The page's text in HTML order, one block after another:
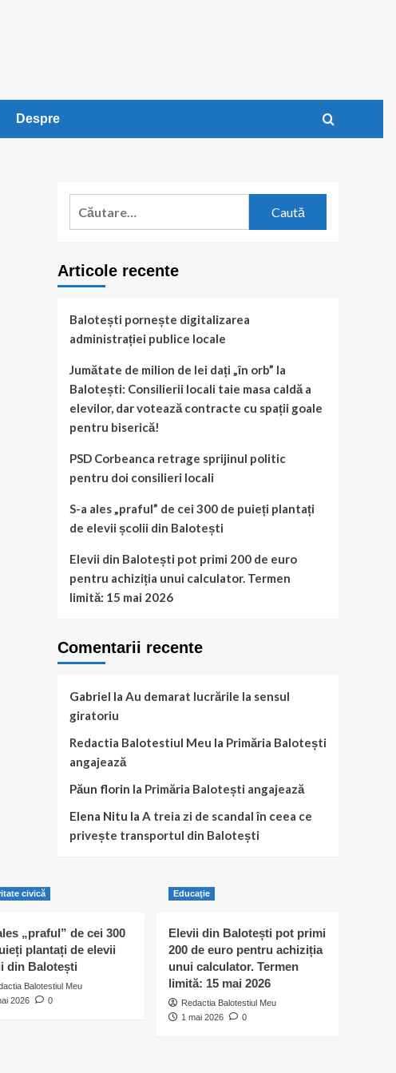
Despre
Caută
Articole recente
Balotești pornește digitalizarea
administrației publice locale
Jumătate de milion de lei dați „în orb” la
Balotești: Consilierii locali taie masa caldă a
elevilor, dar votează contracte cu spații goale
pentru biserică!
PSD Corbeanca retrage sprijinul politic
pentru doi consilieri locali
S-a ales „praful” de cei 300 de puieți plantați
de elevii școlii din Balotești
Elevii din Balotești pot primi 200 de euro
pentru achiziția unui calculator. Termen
limită: 15 mai 2026
Comentarii recente
Gabriel la Au demarat lucrările la sensul
giratoriu
Redactia Balotestiul Meu la Primăria Balotești
angajează
Păun florin la Primăria Balotești angajează
Elena Nitu la A treia zi de scandal în ceea ce
privește transportul din Balotești
civică
„praful” de cei 300
plantați de elevii
din Balotești
Balotestiul Meu
2026
0
Educaţie
Elevii din Balotești pot primi
200 de euro pentru achiziția
unui calculator. Termen
limită: 15 mai 2026
Redactia Balotestiul Meu
1 mai 2026
0